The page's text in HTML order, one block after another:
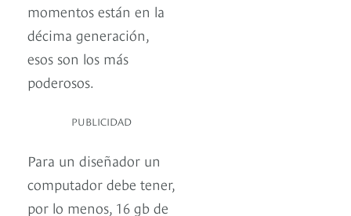
momentos están en la
décima generación,
esos son los más
poderosos.
PUBLICIDAD
Para un diseñador un
computador debe tener,
por lo menos, 16 gb de